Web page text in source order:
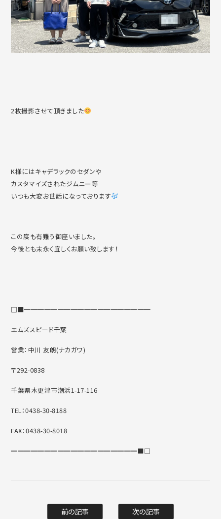
2枚撮影させて頂きました
K様にはキャデラックのセダンや
カスタマイズされたジムニー等
いつも大変お世話になっております
この度も有難う御座いました。
今後とも末永く宜しくお願い致します！
□■━━━━━━━━━━━━━━━━━━━
エムズスピード千葉
営業：中川 友朗(ナカガワ)
〒292-0838
千葉県木更津市潮浜1-17-116
TEL：0438-30-8188
FAX：0438-30-8018
━━━━━━━━━━━━━━━━━━━■□
前の記事 次の記事